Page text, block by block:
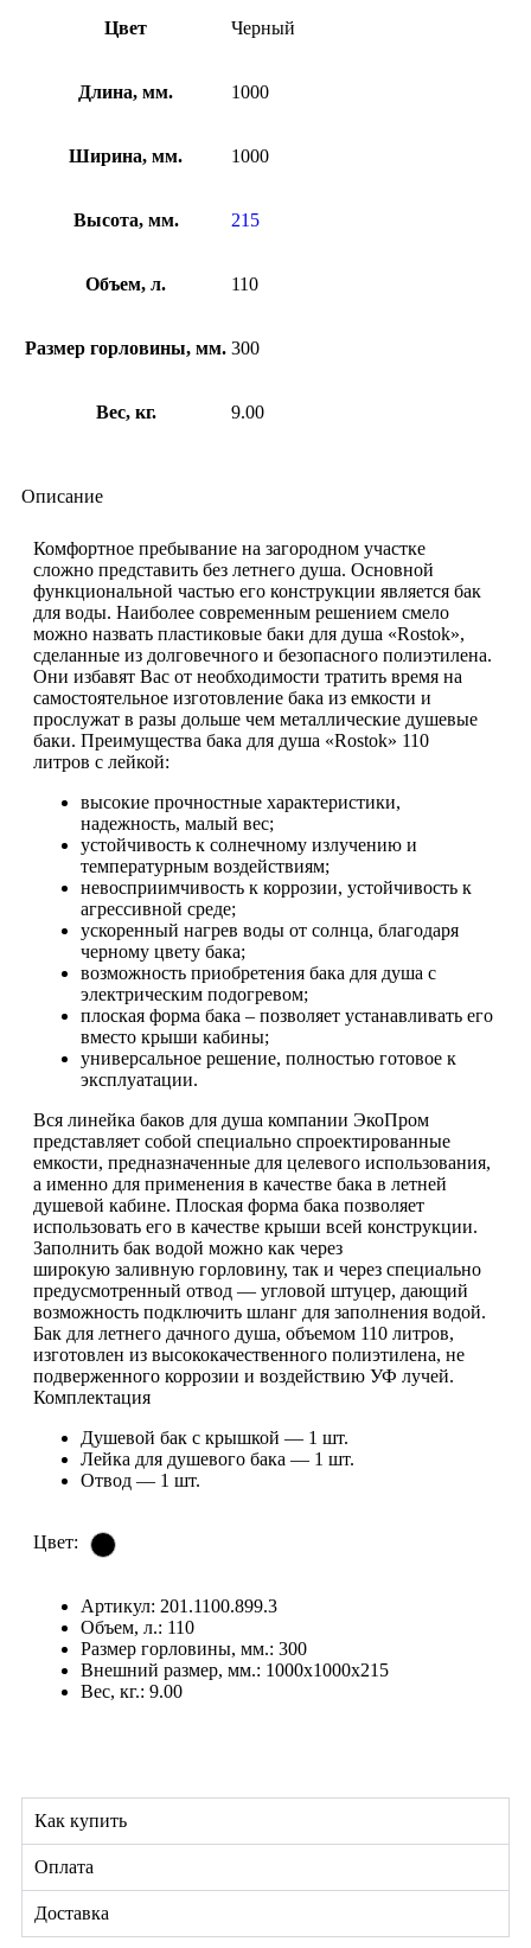
Цвет Черный
Длина, мм. 1000
Ширина, мм. 1000
Высота, мм. 215
Объем, л. 110
Размер горловины, мм. 300
Вес, кг. 9.00
Описание
Комфортное пребывание на загородном участке
сложно представить без летнего душа. Основной
функциональной частью его конструкции является бак
для воды. Наиболее современным решением смело
можно назвать пластиковые баки для душа «Rostok»,
сделанные из долговечного и безопасного полиэтилена.
Они избавят Вас от необходимости тратить время на
самостоятельное изготовление бака из емкости и
прослужат в разы дольше чем металлические душевые
баки. Преимущества бака для душа «Rostok» 110
литров с лейкой:
высокие прочностные характеристики,
надежность, малый вес;
устойчивость к солнечному излучению и
температурным воздействиям;
невосприимчивость к коррозии, устойчивость к
агрессивной среде;
ускоренный нагрев воды от солнца, благодаря
черному цвету бака;
возможность приобретения бака для душа с
электрическим подогревом;
плоская форма бака – позволяет устанавливать его
вместо крыши кабины;
универсальное решение, полностью готовое к
эксплуатации.
Вся линейка баков для душа компании ЭкоПром
представляет собой специально спроектированные
емкости, предназначенные для целевого использования,
а именно для применения в качестве бака в летней
душевой кабине. Плоская форма бака позволяет
использовать его в качестве крыши всей конструкции.
Заполнить бак водой можно как через
широкую заливную горловину, так и через специально
предусмотренный отвод — угловой штуцер, дающий
возможность подключить шланг для заполнения водой.
Бак для летнего дачного душа, объемом 110 литров,
изготовлен из высококачественного полиэтилена, не
подверженного коррозии и воздействию УФ лучей.
Комплектация
Душевой бак с крышкой — 1 шт.
Лейка для душевого бака — 1 шт.
Отвод — 1 шт.
Цвет:
Артикул: 201.1100.899.3
Объем, л.: 110
Размер горловины, мм.: 300
Внешний размер, мм.: 1000х1000х215
Вес, кг.: 9.00
Как купить
Оплата
Доставка